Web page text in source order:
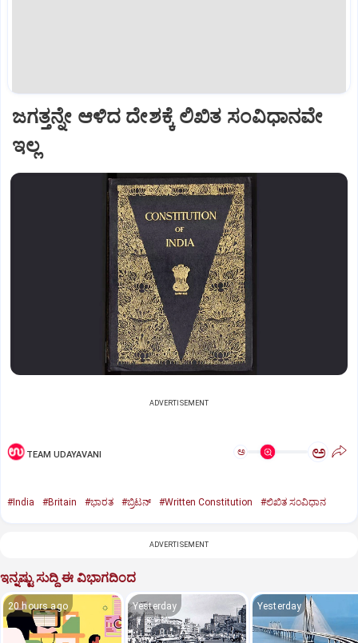
ಜಗತ್ತನ್ನೇ ಆಳಿದ ದೇಶಕ್ಕೆ ಲಿಖಿತ ಸಂವಿಧಾನವೇ
ಇಲ್ಲ
ADVERTISEMENT
TEAM UDAYAVANI ಅ ಅ
#India #Britain #ಭಾರತ #ಬ್ರಿಟನ್‌ #Written Constitution #ಲಿಖಿತ ಸಂವಿಧಾನ
ADVERTISEMENT
ಇನ್ನಷ್ಟು ಸುದ್ದಿ ಈ ವಿಭಾಗದಿಂದ
20 hours ago Yesterday Yesterday